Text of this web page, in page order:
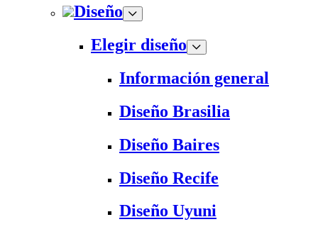
Diseño
Elegir diseño
Información general
Diseño Brasilia
Diseño Baires
Diseño Recife
Diseño Uyuni